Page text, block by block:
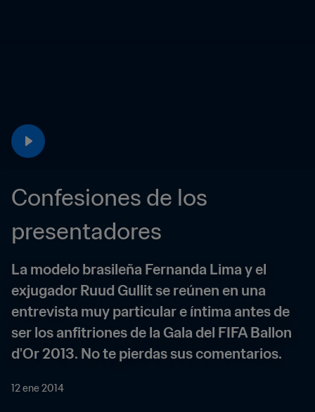
Confesiones de los
presentadores
La modelo brasileña Fernanda Lima y el
exjugador Ruud Gullit se reúnen en una
entrevista muy particular e íntima antes de
ser los anfitriones de la Gala del FIFA Ballon
d'Or 2013. No te pierdas sus comentarios.
12 ene 2014